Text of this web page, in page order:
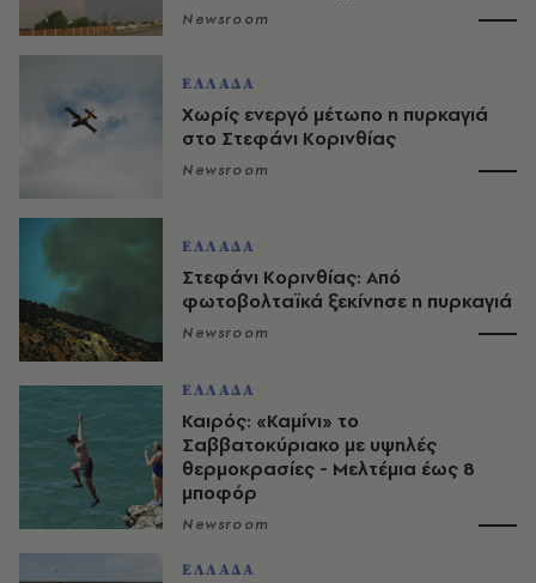
Newsroom
ΕΛΛΑΔΑ
Χωρίς ενεργό μέτωπο η πυρκαγιά
στο Στεφάνι Κορινθίας
Newsroom
ΕΛΛΑΔΑ
Στεφάνι Κορινθίας: Από
φωτοβολταϊκά ξεκίνησε η πυρκαγιά
Newsroom
ΕΛΛΑΔΑ
Καιρός: «Καμίνι» το
Σαββατοκύριακο με υψηλές
θερμοκρασίες - Mελτέμια έως 8
μποφόρ
Newsroom
ΕΛΛΑΔΑ